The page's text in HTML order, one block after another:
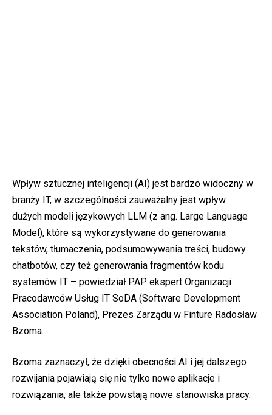
Wpływ sztucznej inteligencji (AI) jest bardzo widoczny w
branży IT, w szczególności zauważalny jest wpływ
dużych modeli językowych LLM (z ang. Large Language
Model), które są wykorzystywane do generowania
tekstów, tłumaczenia, podsumowywania treści, budowy
chatbotów, czy też generowania fragmentów kodu
systemów IT – powiedział PAP ekspert Organizacji
Pracodawców Usług IT SoDA (Software Development
Association Poland), Prezes Zarządu w Finture Radosław
Bzoma.
Bzoma zaznaczył, że dzięki obecności AI i jej dalszego
rozwijania pojawiają się nie tylko nowe aplikacje i
rozwiązania, ale także powstają nowe stanowiska pracy.